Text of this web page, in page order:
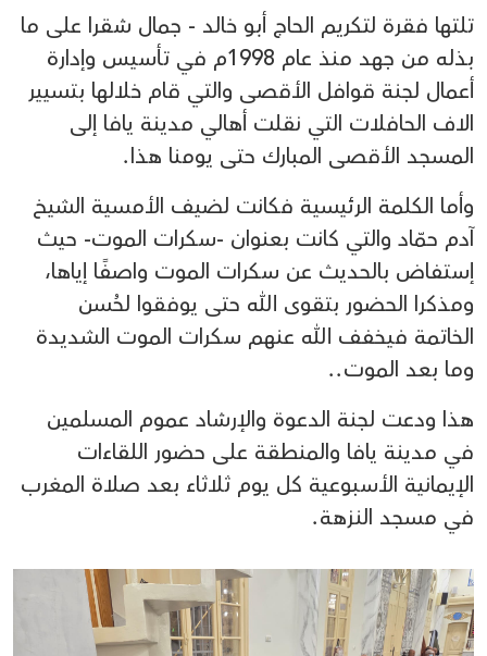
تلتها فقرة لتكريم الحاج أبو خالد - جمال شقرا على ما
بذله من جهد منذ عام 1998م في تأسيس وإدارة
أعمال لجنة قوافل الأقصى والتي قام خلالها بتسيير
الاف الحافلات التي نقلت أهالي مدينة يافا إلى
المسجد الأقصى المبارك حتى يومنا هذا.
وأما الكلمة الرئيسية فكانت لضيف الأمسية الشيخ
آدم حمّاد والتي كانت بعنوان -سكرات الموت- حيث
إستفاض بالحديث عن سكرات الموت واصفًا إياها،
ومذكرا الحضور بتقوى الله حتى يوفقوا لحُسن
الخاتمة فيخفف الله عنهم سكرات الموت الشديدة
وما بعد الموت..
هذا ودعت لجنة الدعوة والإرشاد عموم المسلمين
في مدينة يافا والمنطقة على حضور اللقاءات
الإيمانية الأسبوعية كل يوم ثلاثاء بعد صلاة المغرب
في مسجد النزهة.